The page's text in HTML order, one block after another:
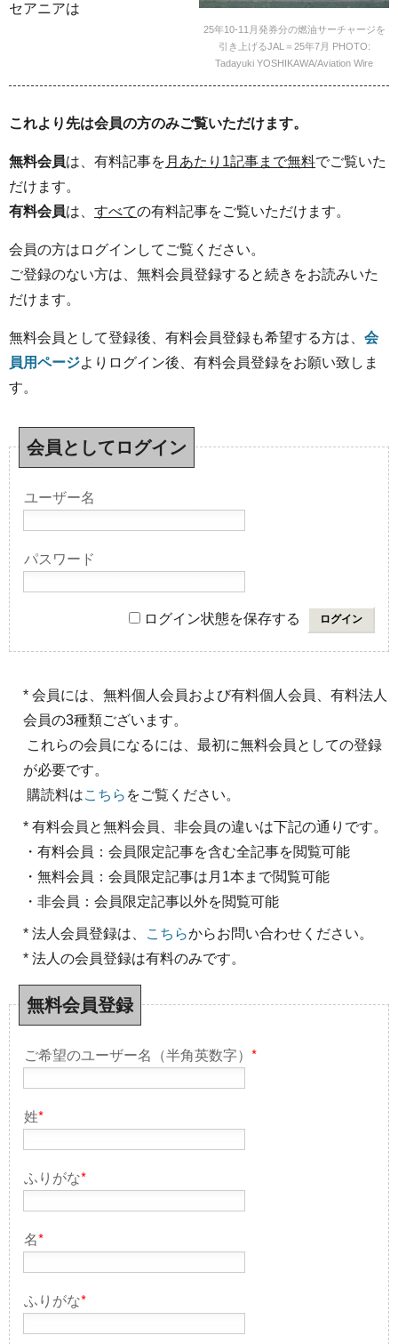
25年10-11月発券分の燃油サーチャージを
引き上げるJAL＝25年7月 PHOTO:
Tadayuki YOSHIKAWA/Aviation Wire
セアニアは
これより先は会員の方のみご覧いただけます。
無料会員は、有料記事を 月あたり1記事まで無料でご覧いた
だけます。
有料会員は、 すべての有料記事をご覧いただけます。
会員の方はログインしてご覧ください。
ご登録のない方は、無料会員登録すると続きをお読みいた
だけます。
無料会員として登録後、有料会員登録も希望する方は、 会
員用ページよりログイン後、有料会員登録をお願い致しま
す。
会員としてログイン
ユーザー名
パスワード
ログイン状態を保存する
* 会員には、無料個人会員および有料個人会員、有料法人
会員の3種類ございます。
これらの会員になるには、最初に無料会員としての登録
が必要です。
購読料はこちら をご覧ください。
* 有料会員と無料会員、非会員の違いは下記の通りです。
・有料会員：会員限定記事を含む全記事を閲覧可能
・無料会員：会員限定記事は月1本まで閲覧可能
・非会員：会員限定記事以外を閲覧可能
* 法人会員登録は、 こちらからお問い合わせください。
* 法人の会員登録は有料のみです。
無料会員登録
ご希望のユーザー名（半角英数字） *
姓*
ふりがな*
名*
ふりがな*